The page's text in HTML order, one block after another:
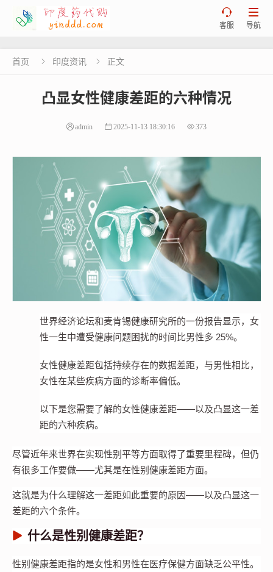

导航

客服
首页  印度资讯  正文
凸显女性健康差距的六种情况
admin 2025-11-13 18:30:16 373
世界经济论坛和麦肯锡健康研究所的一份报告显示，女
性一生中遭受健康问题困扰的时间比男性多 25%。
女性健康差距包括持续存在的数据差距，与男性相比，
女性在某些疾病方面的诊断率偏低。
以下是您需要了解的女性健康差距——以及凸显这一差
距的六种疾病。
尽管近年来世界在实现性别平等方面取得了重要里程碑，但仍
有很多工作要做——尤其是在性别健康差距方面。
这就是为什么理解这一差距如此重要的原因——以及凸显这一
差距的六个条件。
什么是性别健康差距？
性别健康差距指的是女性和男性在医疗保健方面缺乏公平性。